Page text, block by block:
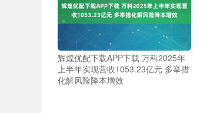
辉煌优配下载APP下载 万科2025年
上半年实现营收1053.23亿元 多举措
化解风险降本增效